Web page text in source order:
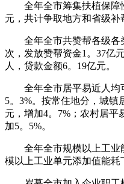
全年全市筹集扶植保障
元，共计争取地方和省级补
全年全市共赞帮各级各
次，发放赞帮资金1。37亿
人，贷款金额6。19亿元。
全年全市居平易近人均
5。3%。按常住地分，城镇
元，增加4。7%；农村居平
加5。5%。
全年全市规模以上工业
模以上工业单元添加值能耗